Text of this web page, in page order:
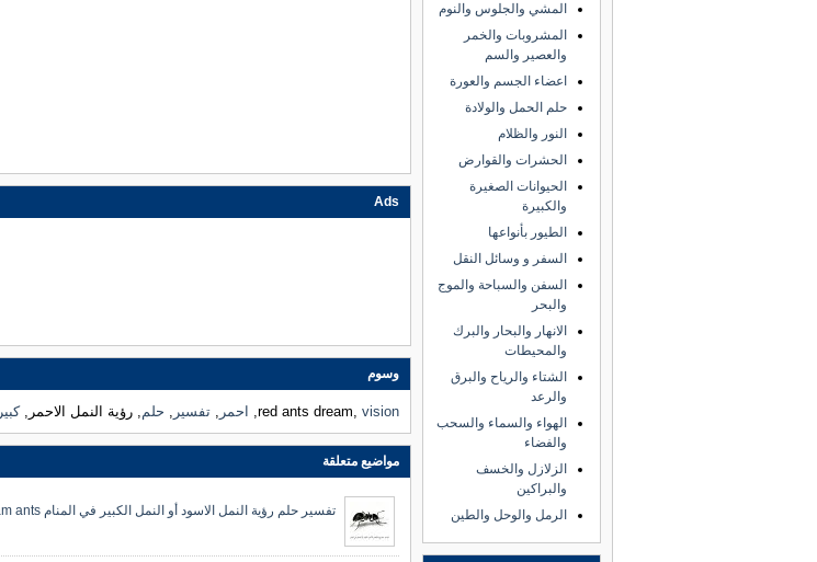
Ads
وسوم
red ants dream,vision
, احمر تفسير حلم , رؤية النمل الاحمر,كبير
مواضيع متعلقة
تفسير حلم رؤية النمل الاسود أو النمل الكبير في المنام Dream ants
المشي والجلوس والنوم
المشروبات والخمر
والعصير والسم
اعضاء الجسم والعورة
حلم الحمل والولادة
النور والظلام
الحشرات والقوارض
الحيوانات الصغيرة
والكبيرة
الطيور بأنواعها
السفر و وسائل النقل
السفن والسباحة والموج
والبحر
الانهار والبحار والبرك
والمحيطات
الشتاء والرياح والبرق
والرعد
الهواء والسماء والسحب
والفضاء
الزلازل والخسف
والبراكين
الرمل والوحل والطين